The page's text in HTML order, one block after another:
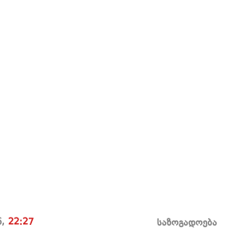
22:27 საზოგადოება